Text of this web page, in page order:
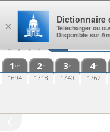
Aller au contenu
1 re
1694
2e
1718
3e
1740
4e
1762
×
Dictionnaire
Télécharger ou
Disponible sur